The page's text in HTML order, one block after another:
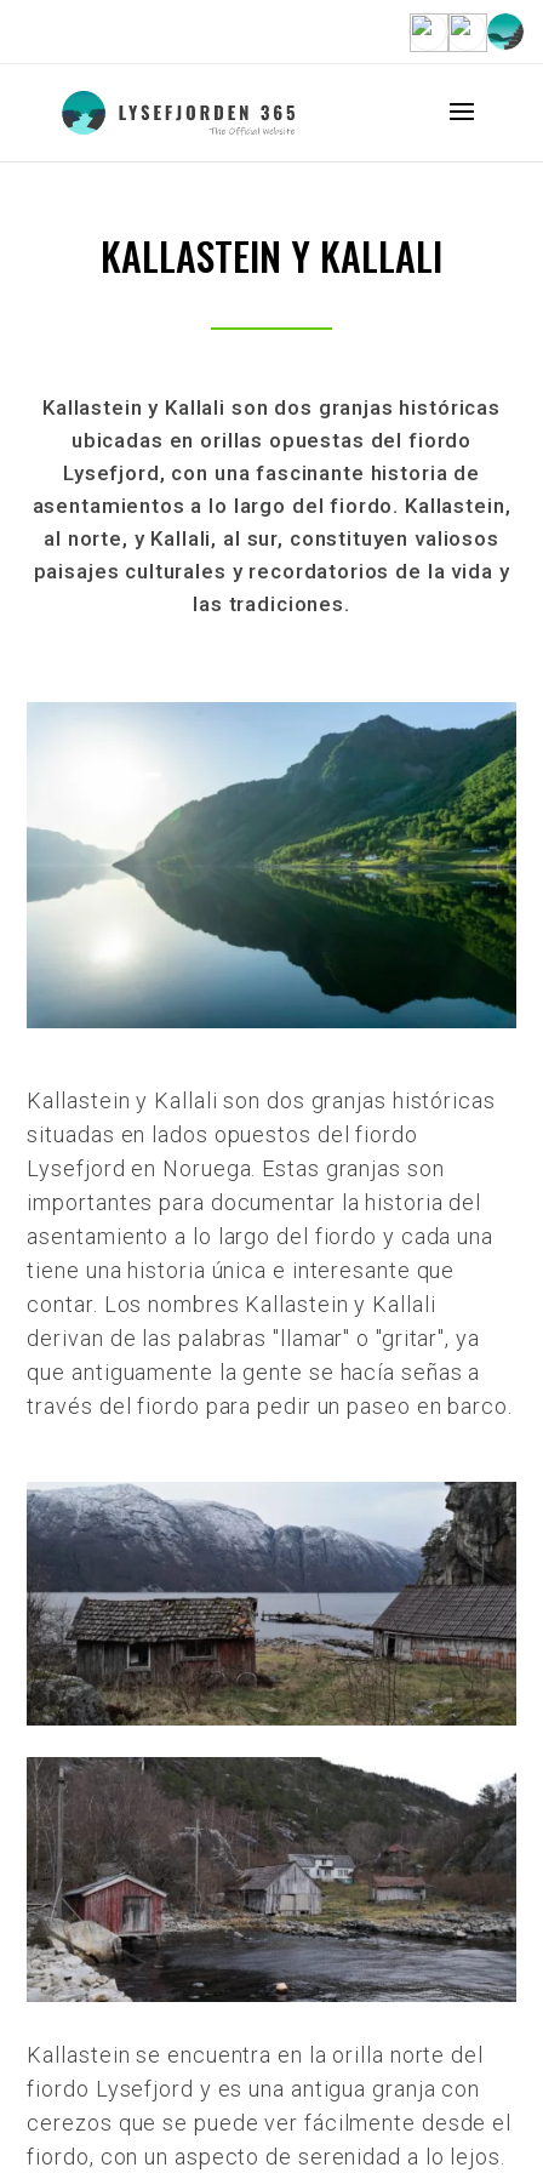
KALLASTEIN Y KALLALI
Kallastein y Kallali son dos granjas históricas
ubicadas en orillas opuestas del fiordo
Lysefjord, con una fascinante historia de
asentamientos a lo largo del fiordo. Kallastein,
al norte, y Kallali, al sur, constituyen valiosos
paisajes culturales y recordatorios de la vida y
las tradiciones.
Kallastein y Kallali son dos granjas históricas
situadas en lados opuestos del fiordo
Lysefjord en Noruega. Estas granjas son
importantes para documentar la historia del
asentamiento a lo largo del fiordo y cada una
tiene una historia única e interesante que
contar. Los nombres Kallastein y Kallali
derivan de las palabras "llamar" o "gritar", ya
que antiguamente la gente se hacía señas a
través del fiordo para pedir un paseo en barco.
Kallastein se encuentra en la orilla norte del
fiordo Lysefjord y es una antigua granja con
cerezos que se puede ver fácilmente desde el
fiordo, con un aspecto de serenidad a lo lejos.